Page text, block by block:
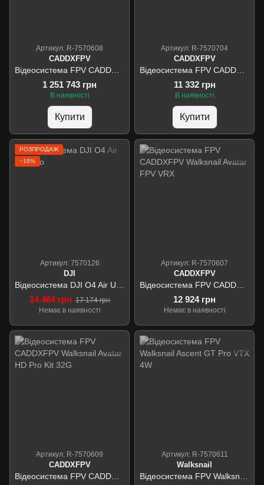
Артикул: R-7570608
CADDXFPV
1 251 743 грн
В наявності
Купити
Артикул: R-7570704
CADDXFPV
11 332 грн
В наявності
Купити
РОЗПРОДАЖ
−16%
Артикул: 7570126
DJI
14 464 грн 17 174 грн
Немає в наявності
Артикул: R-7570607
CADDXFPV
12 924 грн
Немає в наявності
Артикул: R-7570609
CADDXFPV
Артикул: R-7570611
Walksnail